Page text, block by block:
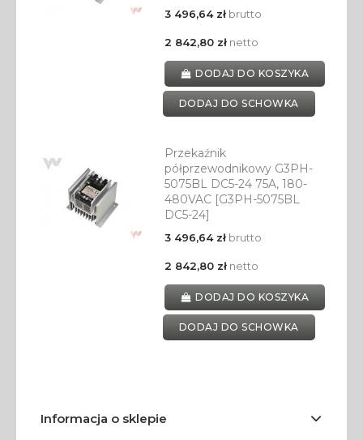
3 496,64 złbrutto
2 842,80 złnetto
DODAJ DO KOSZYKA
DODAJ DO SCHOWKA
Przekaźnik
półprzewodnikowy G3PH-
5075BL DC5-24 75A, 180-
480VAC [G3PH-5075BL
DC5-24]
3 496,64 złbrutto
2 842,80 złnetto
DODAJ DO KOSZYKA
DODAJ DO SCHOWKA
Informacja o sklepie